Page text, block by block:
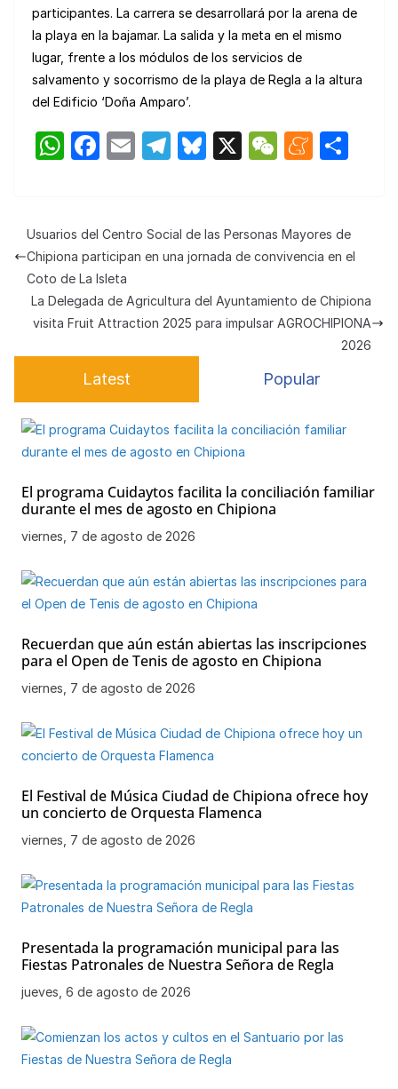
participantes. La carrera se desarrollará por la arena de
la playa en la bajamar. La salida y la meta en el mismo
lugar, frente a los módulos de los servicios de
salvamento y socorrismo de la playa de Regla a la altura
del Edificio ‘Doña Amparo’.
W
s
A
p
p
F
e
b
o
o
E
T
gr
a
Bl
s
k
y
X
W
h
at
M
e
a
m
e
p
ar
Usuarios del Centro Social de las Personas Mayores de
Chipiona participan en una jornada de convivencia en el
Coto de La Isleta
La Delegada de Agricultura del Ayuntamiento de Chipiona
visita Fruit Attraction 2025 para impulsar AGROCHIPIONA
2026
Latest Popular
El programa Cuidaytos facilita la conciliación familiar
durante el mes de agosto en Chipiona
viernes, 7 de agosto de 2026
Recuerdan que aún están abiertas las inscripciones
para el Open de Tenis de agosto en Chipiona
viernes, 7 de agosto de 2026
El Festival de Música Ciudad de Chipiona ofrece hoy
un concierto de Orquesta Flamenca
viernes, 7 de agosto de 2026
Presentada la programación municipal para las
Fiestas Patronales de Nuestra Señora de Regla
jueves, 6 de agosto de 2026